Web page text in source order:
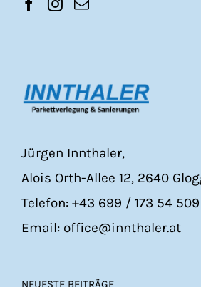
Jürgen Innthaler,
Alois Orth-Allee 12, 2640
Telefon: +43 699 / 173 54 509
Email: office@innthaler.at
NEUESTE BEITRÄGE